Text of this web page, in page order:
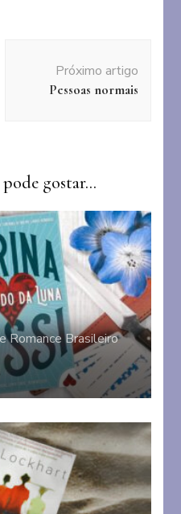
Próximo artigo
Pessoas normais
gostar...
Romance Brasileiro